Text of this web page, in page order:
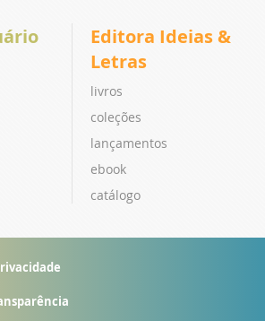
Editora Ideias &
Letras
livros
coleções
lançamentos
ebook
catálogo